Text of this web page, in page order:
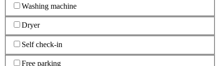
Washing machine
Dryer
Self check-in
Free parking